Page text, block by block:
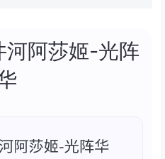
河阿莎姬-光阵